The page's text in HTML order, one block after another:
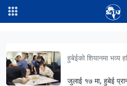
हुबेईको शियानमा भव्य
जुलाई १७ मा, हुबेई